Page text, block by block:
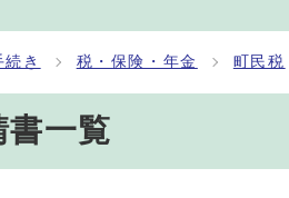
き 税・保険・年金 町民税
書一覧